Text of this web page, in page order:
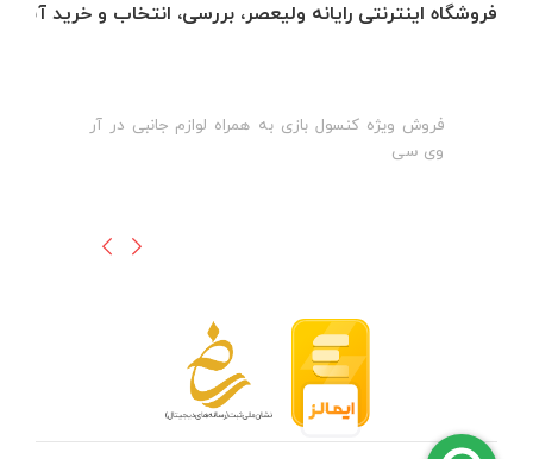
فروشگاه اینترنتی رایانه ولیعصر، بررسی، انتخاب و خرید
فروش ویژه کنسول بازی به همراه لوازم جانبی در آر
وی سی